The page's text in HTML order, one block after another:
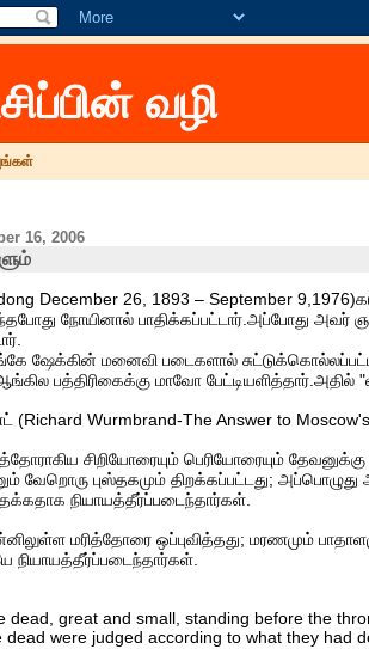
வழி
16, 2006
December 26, 1893 – September
நோயினால் பாதிக்கப்பட்டார்.அப்போது
ஷேக்கின் மனைவி படைகளால்
பத்திரிகைக்கு மாவோ பேட்டியளித்தார்.அதில்
(Richard Wurmbrand-The Answer to
சிறியோரையும் பெரியோரையும்
வேறொரு புஸ்தகமும் திறக்கப்பட்டது;
நியாயத்தீர்ப்படைந்தார்கள்.
மரித்தோரை ஒப்புவித்தது; மரணமும்
நியாயத்தீர்ப்படைந்தார்கள்.
dead, great and small, standing before the
dead were judged according to what they had